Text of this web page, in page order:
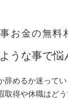
お金の無料
うな事で悩
辞めるか迷ってい
取得や休職はどう